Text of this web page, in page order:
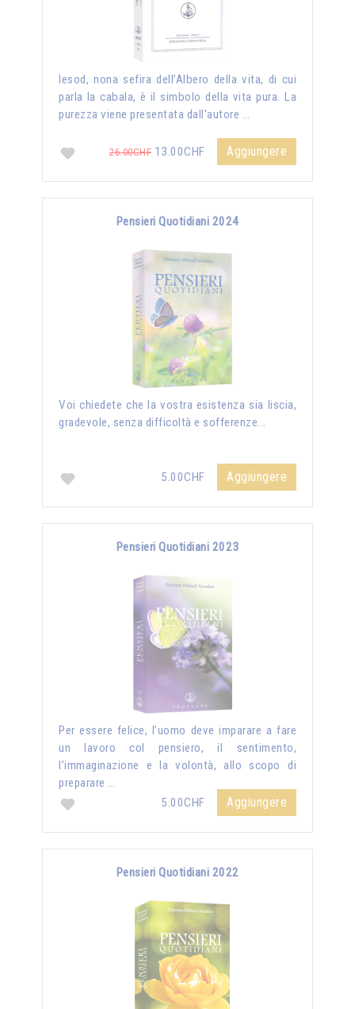
Iesod, nona sefira dell’Albero della vita, di cui
parla la cabala, è il simbolo della vita pura. La
purezza viene presentata dall'autore …
26.00CHF 13.00CHF Aggiungere
Pensieri Quotidiani 2024
Voi chiedete che la vostra esistenza sia liscia,
gradevole, senza difficoltà e sofferenze...
5.00CHF Aggiungere
Pensieri Quotidiani 2023
Per essere felice, l’uomo deve imparare a fare
un lavoro col pensiero, il sentimento,
l’immaginazione e la volontà, allo scopo di
preparare …
5.00CHF
Aggiungere
Pensieri Quotidiani 2022